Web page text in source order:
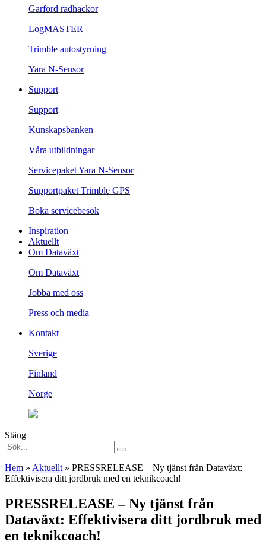
Garford radhackor
LogMASTER
Trimble autostyrning
Yara N-Sensor
Support
Support
Kunskapsbanken
Våra utbildningar
Servicepaket Yara N-Sensor
Supportpaket Trimble GPS
Boka servicebesök
Inspiration
Aktuellt
Om Dataväxt
Om Dataväxt
Jobba med oss
Press och media
Kontakt
Sverige
Finland
Norge
Stäng
Hem » Aktuellt » PRESSRELEASE – Ny tjänst från Dataväxt:
Effektivisera ditt jordbruk med en teknikcoach!
PRESSRELEASE – Ny tjänst från
Dataväxt: Effektivisera ditt jordbruk med
en teknikcoach!